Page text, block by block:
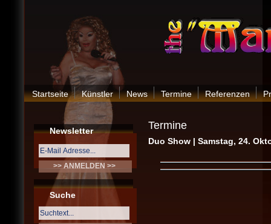
Startseite Künstler News Termine Referenzen
Newsletter
Suche
Termine
Duo Show | Samstag, 24.